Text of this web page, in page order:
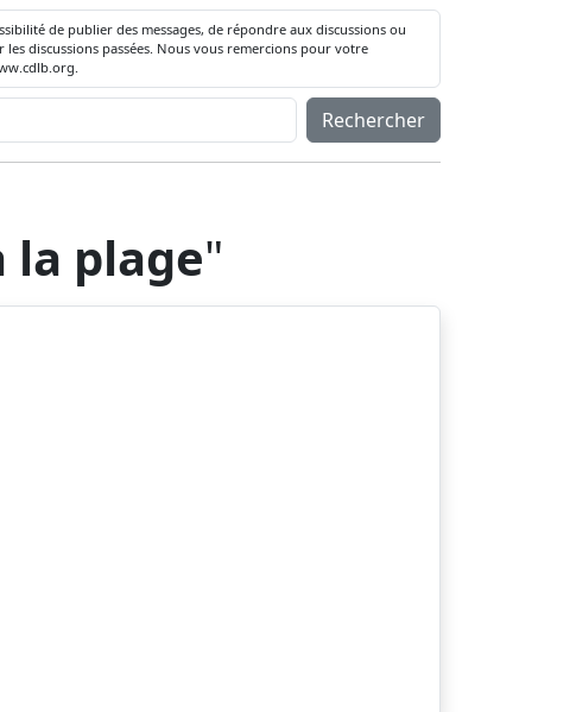
de publier des messages, de répondre aux discussions ou
discussions passées. Nous vous remercions pour votre
Rechercher
la plage"